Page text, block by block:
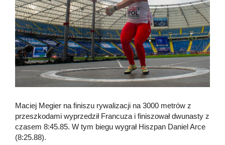
Maciej Megier na finiszu rywalizacji na 3000 metrów z
przeszkodami wyprzedził Francuza i finiszował dwunasty z
czasem 8:45.85. W tym biegu wygrał Hiszpan Daniel Arce
(8:25.88).